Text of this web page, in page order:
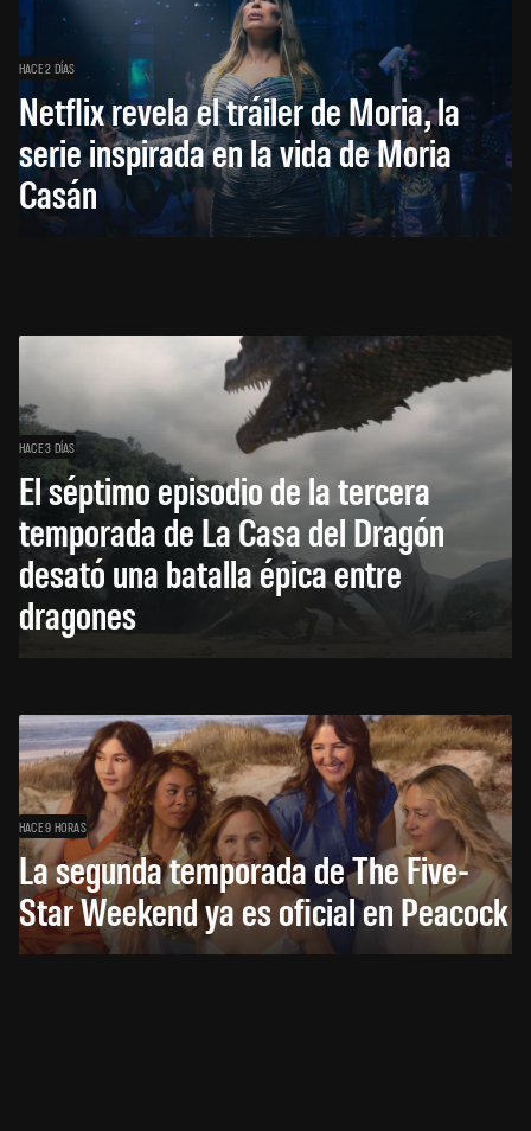
HACE 2 DÍAS
Netflix revela el tráiler de Moria, la
serie inspirada en la vida de Moria
Casán
HACE 3 DÍAS
El séptimo episodio de la tercera
temporada de La Casa del Dragón
desató una batalla épica entre
dragones
HACE 9 HORAS
La segunda temporada de The Five-
Star Weekend ya es oficial en Peacock